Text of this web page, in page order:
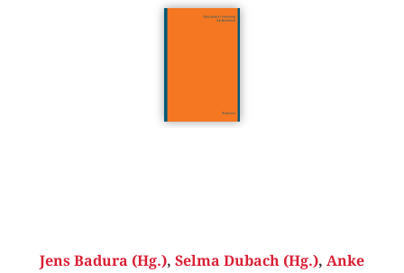
Jens Badura (Hg.), Selma Dubach (Hg.), Anke